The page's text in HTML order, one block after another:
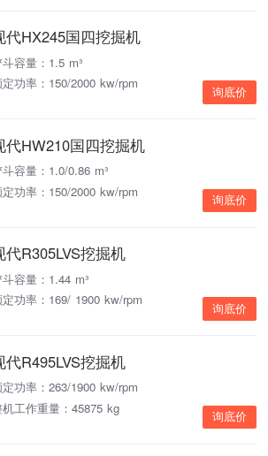
代HX245国四挖掘机
容量：1.5 m³
功率：150/2000 kw/rpm
询底价
代HW210国四挖掘机
容量：1.0/0.86 m³
功率：150/2000 kw/rpm
询底价
代R305LVS挖掘机
容量：1.44 m³
定功率：169/ 1900 kw/rpm
询底价
代R495LVS挖掘机
功率：263/1900 kw/rpm
工作重量：45875 kg
询底价